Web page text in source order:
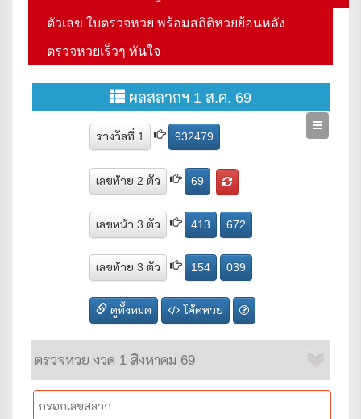
ตัวเลข ใบตรวจหวย พร้อมสถิติหวยย้อนหลัง
ตรวจหวยเร็วๆ ทันใจ